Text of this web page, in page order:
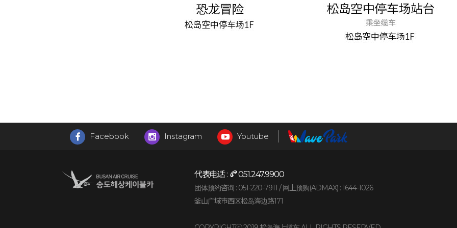
Facebook Instagram Youtube
代表电话 : 051.247.9900
团体预约咨询 : 051-220-7911 / 网上预购(ADMAX) : 1644-1026
釜山广域市西区松岛海边路171